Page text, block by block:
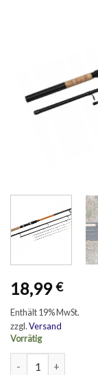
18,99€
Enthält 19% MwSt.
zzgl.Versand
Vorrätig